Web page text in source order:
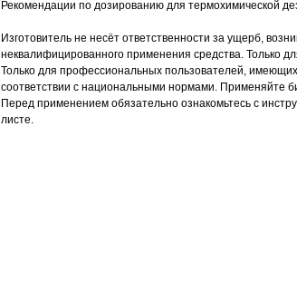
Рекомендации по дозированию для термохимической
Изготовитель не несёт ответственности за ущерб,
неквалифицированного применения средства. Только
Только для профессиональных пользователей,
соответствии с национальными нормами. Применяйте
Перед применением обязательно ознакомьтесь с
листе.